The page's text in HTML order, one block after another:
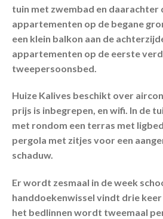
tuin met zwembad en daarachter
appartementen op de begane
een klein balkon aan de
appartementen op de eerste
tweepersoonsbed.
Huize Kalives beschikt over
prijs is inbegrepen, en wifi. In de
met rondom een terras met
pergola met zitjes voor een
schaduw.
Er wordt zesmaal in de week
handdoekenwissel vindt drie keer
het bedlinnen wordt tweemaal